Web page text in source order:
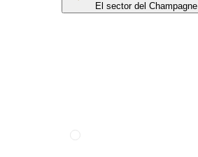
El sector del Champagne